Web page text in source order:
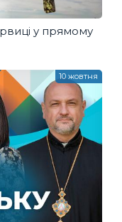
у прямому
10 жовтня